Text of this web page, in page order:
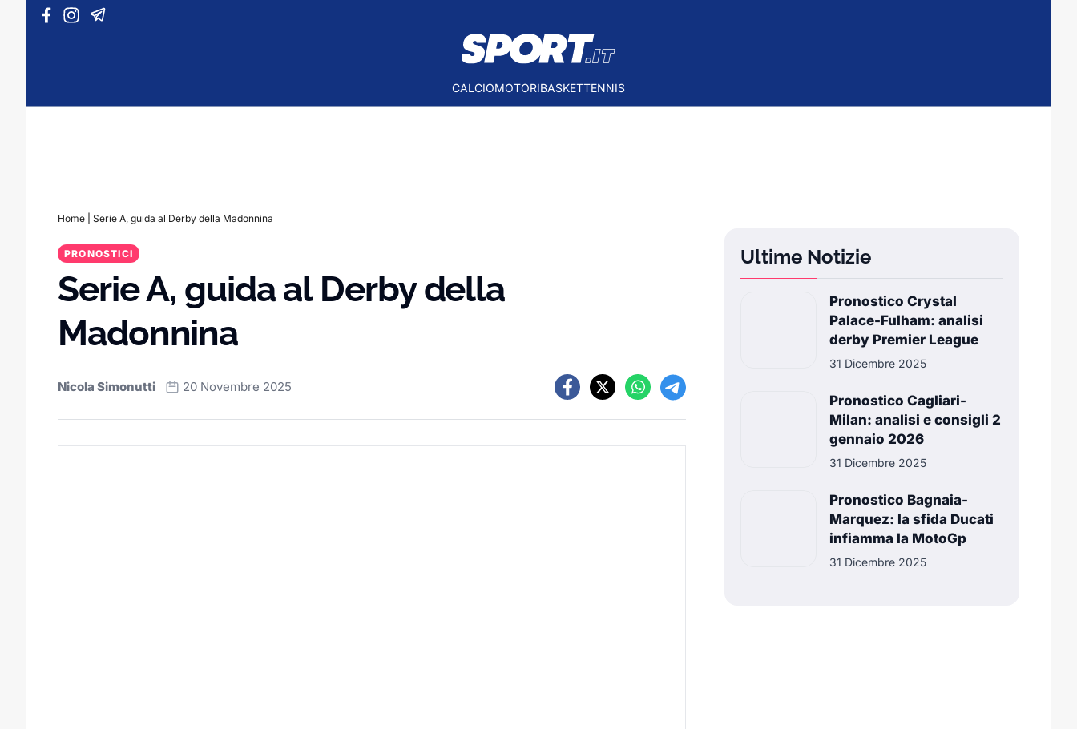
Vai al contenuto
CALCIOMOTORIBASKETTENNIS
Home Serie A, guida al Derby della Madonnina
PRONOSTICI
Serie A, guida al Derby della
Madonnina
Nicola Simonutti 20 Novembre 2025
Ultime Notizie
Pronostico Crystal
Palace-Fulham: analisi
derby Premier League
31 Dicembre 2025
Pronostico Cagliari-
Milan: analisi e consigli 2
gennaio 2026
31 Dicembre 2025
Pronostico Bagnaia-
Marquez: la sfida Ducati
infiamma la MotoGp
31 Dicembre 2025